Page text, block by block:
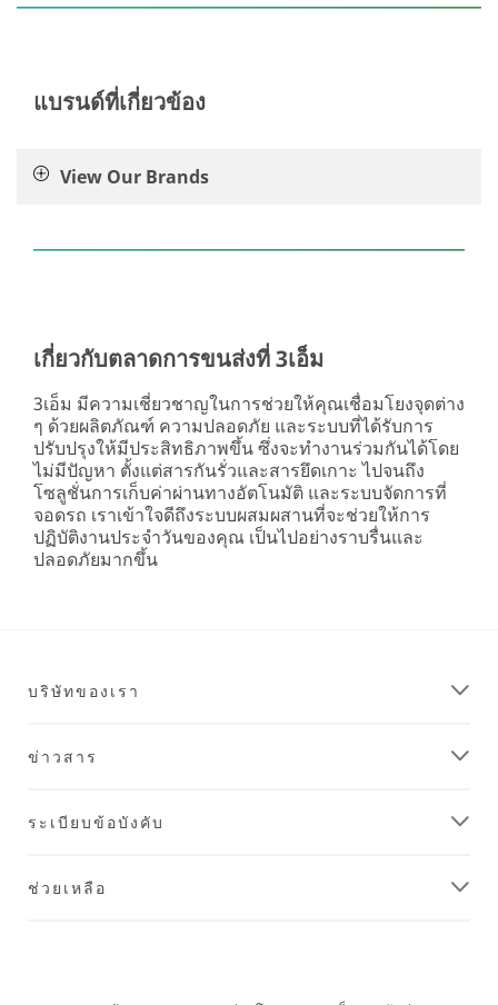
แบรนด์ที่เกี่ยวข้อง
View Our Brands
เกี่ยวกับตลาดการขนส่งที่ 3เอ็ม
3เอ็ม มีความเชี่ยวชาญในการช่วยให้คุณเชื่อมโยงจุดต่าง
ๆ ด้วยผลิตภัณฑ์ ความปลอดภัย และระบบที่ได้รับการ
ปรับปรุงให้มีประสิทธิภาพขึ้น ซึ่งจะทำงานร่วมกันได้โดย
ไม่มีปัญหา ตั้งแต่สารกันรั่วและสารยึดเกาะ ไปจนถึง
โซลูชั่นการเก็บค่าผ่านทางอัตโนมัติ และระบบจัดการที่
จอดรถ เราเข้าใจดีถึงระบบผสมผสานที่จะช่วยให้การ
ปฏิบัติงานประจำวันของคุณ เป็นไปอย่างราบรื่นและ
ปลอดภัยมากขึ้น
บริษัทของเรา
ข่าวสาร
ระเบียบข้อบังคับ
ช่วยเหลือ